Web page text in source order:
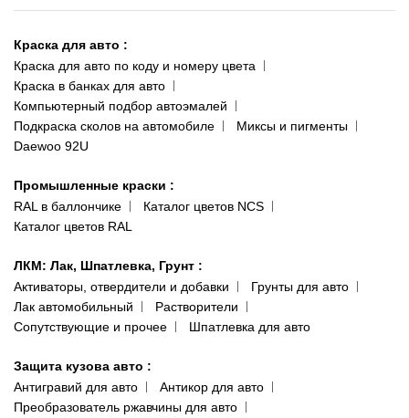
093 611-39-23
(ориентир: Интайм №40)
Одесса
пр-т Акад. Глушко, 29
066 554-97-70
Доставка и оплата
Сотрудничество
Наши публикации
Публичная оферта
Политика конфиденциальности
Краска для авто :
Краска для авто по коду и номеру цвета
Краска в банках для авто
Компьютерный подбор автоэмалей
Подкраска сколов на автомобиле
Миксы и пигменты
Daewoo 92U
Промышленные краски :
RAL в баллончике
Каталог цветов NCS
Каталог цветов RAL
ЛКМ: Лак, Шпатлевка, Грунт :
Активаторы, отвердители и добавки
Грунты для авто
Лак автомобильный
Растворители
Сопутствующие и прочее
Шпатлевка для авто
Защита кузова авто :
Антигравий для авто
Антикор для авто
Преобразователь ржавчины для авто